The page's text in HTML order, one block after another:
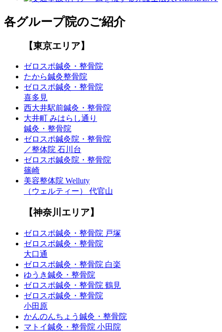
各グループ院のご紹介
【東京エリア】
ゼロスポ鍼灸・整骨院
たから鍼灸整骨院
ゼロスポ鍼灸・整骨院
喜多見
西大井駅前鍼灸・整骨院
大井町 みはらし通り
鍼灸・整骨院
ゼロスポ鍼灸院・整骨院
／整体院 石川台
ゼロスポ鍼灸院・整骨院
篠崎
美容整体院 Welluty
（ウェルティー） 代官山
【神奈川エリア】
ゼロスポ鍼灸・整骨院 戸塚
ゼロスポ鍼灸・整骨院
大口通
ゼロスポ鍼灸・整骨院 白楽
ゆうき鍼灸・整骨院
ゼロスポ鍼灸・整骨院 鶴見
ゼロスポ鍼灸・整骨院
小田原
かんのんちょう鍼灸・整骨院
マトイ鍼灸・整骨院 小田院